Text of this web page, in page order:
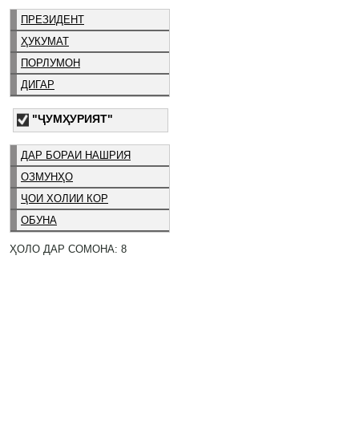
ПРЕЗИДЕНТ
ҲУКУМАТ
ПОРЛУМОН
ДИГАР
"ҶУМҲУРИЯТ"
ДАР БОРАИ НАШРИЯ
ОЗМУНҲО
ҶОИ ХОЛИИ КОР
ОБУНА
ҲОЛО ДАР СОМОНА: 8